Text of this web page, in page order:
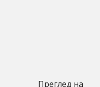
Преглед на